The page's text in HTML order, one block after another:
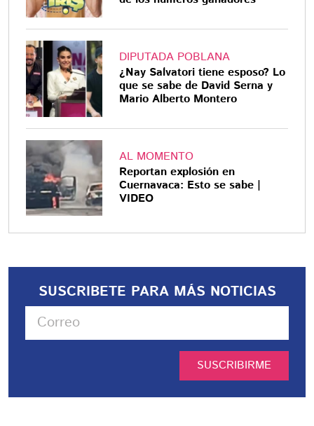
DIPUTADA POBLANA
¿Nay Salvatori tiene esposo? Lo
que se sabe de David Serna y
Mario Alberto Montero
AL MOMENTO
Reportan explosión en
Cuernavaca: Esto se sabe |
VIDEO
SUSCRIBETE PARA MÁS NOTICIAS
SUSCRIBIRME